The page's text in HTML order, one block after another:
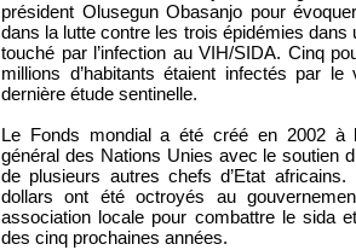
président Olusegun Obasanjo pour
dans la lutte contre les trois épidémies dans
touché par l’infection au VIH/SIDA. Cinq
millions d’habitants étaient infectés par
dernière étude sentinelle.
Le Fonds mondial a été créé en 2002 à
général des Nations Unies avec le soutien
de plusieurs autres chefs d’Etat
dollars ont été octroyés au
association locale pour combattre le sida
des cinq prochaines années.